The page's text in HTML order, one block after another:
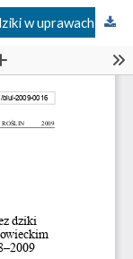
Wielkość szkód wyrządzanych przez dziki w uprawach rolniczych w obwodzie łowieckim polnym w latach 1999–2000 i 2008–2009